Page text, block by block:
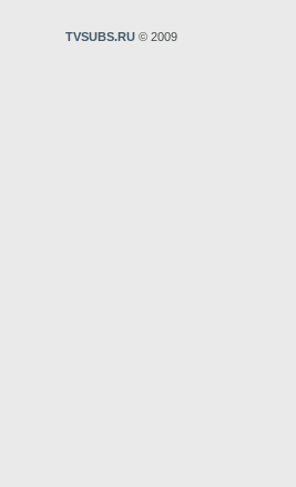
TVSUBS.RU © 2009